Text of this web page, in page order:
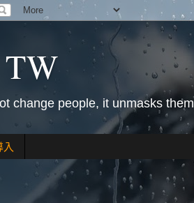
change people, it unmasks
入